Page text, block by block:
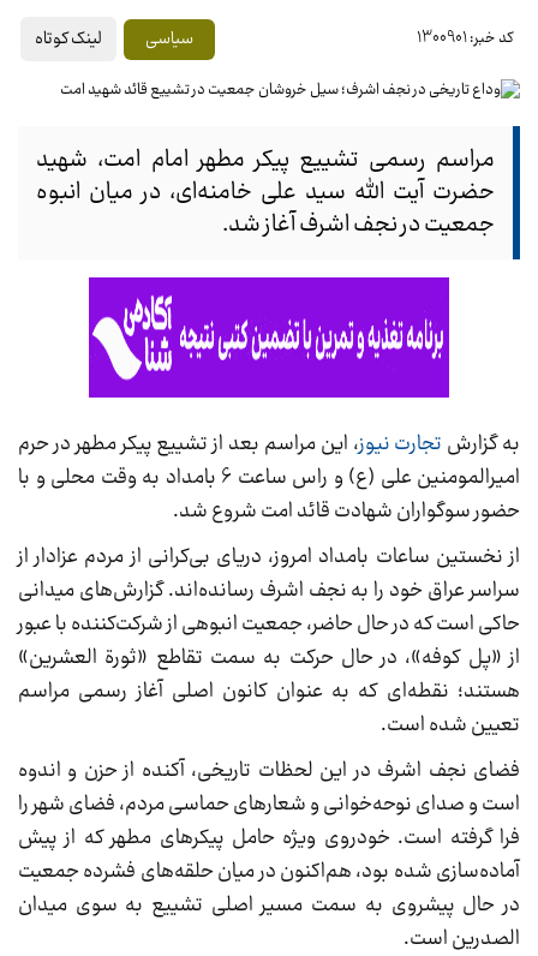
کد خبر: 1300901 سیاسی لینک کوتاه
مراسم رسمی تشییع پیکر مطهر امام امت، شهید
حضرت آیت الله سید علی خامنه‌ای، در میان انبوه
جمعیت در نجف اشرف آغاز شد.
به گزارش تجارت نیوز، این مراسم بعد از تشییع پیکر مطهر در حرم
امیرالمومنین علی (ع) و راس ساعت 6 بامداد به وقت محلی و با
حضور سوگواران شهادت قائد امت شروع شد.
از نخستین ساعات بامداد امروز، دریای بی‌کرانی از مردم عزادار از
سراسر عراق خود را به نجف اشرف رسانده‌اند. گزارش‌های میدانی
حاکی است که در حال حاضر، جمعیت انبوهی از شرکت‌کننده با عبور
از «پل کوفه»، در حال حرکت به سمت تقاطع «ثورة العشرین»
هستند؛ نقطه‌ای که به عنوان کانون اصلی آغاز رسمی مراسم
تعیین شده است.
فضای نجف اشرف در این لحظات تاریخی، آکنده از حزن و اندوه
است و صدای نوحه‌خوانی و شعارهای حماسی مردم، فضای شهر را
فرا گرفته است. خودروی ویژه حامل پیکرهای مطهر که از پیش
آماده‌سازی شده بود، هم‌اکنون در میان حلقه‌های فشرده جمعیت
در حال پیشروی به سمت مسیر اصلی تشییع به سوی میدان
الصدرین است.